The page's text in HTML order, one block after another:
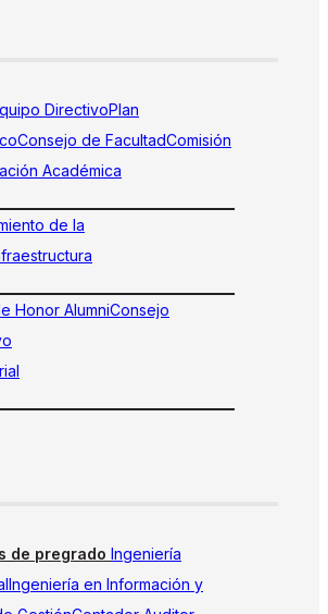
DirectivoPlan
Consejo de FacultadComisión
Académica
de la
Honor AlumniConsejo
de pregrado Ingeniería
Ingeniería en Información y